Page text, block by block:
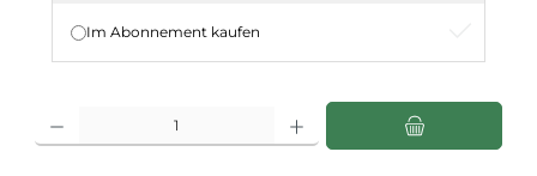
Im Abonnement kaufen
Produkt Anzahl: Gib den gewünschten Wert ein oder benutze die Schaltflächen